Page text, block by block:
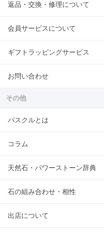
返品・交換・修理について
会員サービスについて
ギフトラッピングサービス
お問い合わせ
その他
パスクルとは
コラム
天然石・パワーストーン辞典
石の組み合わせ・相性
出店について